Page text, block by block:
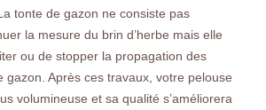
tonte de gazon ne consiste pas
la mesure du brin d’herbe mais elle
ou de stopper la propagation des
gazon. Après ces travaux, votre pelouse
volumineuse et sa qualité s’améliorera